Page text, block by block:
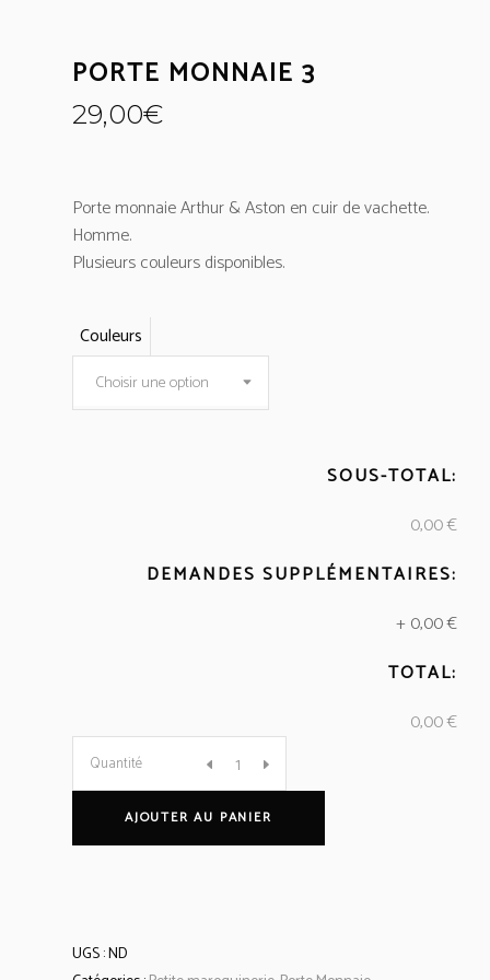
PORTE MONNAIE 3
29,00€
Porte monnaie Arthur & Aston en cuir de vachette.
Homme.
Plusieurs couleurs disponibles.
Couleurs
Choisir une option
SOUS-TOTAL:
0,00 €
DEMANDES SUPPLÉMENTAIRES:
+0,00 €
TOTAL:
0,00 €
Porte
monnaie
Quantité
AJOUTER AU PANIER
UGS :ND